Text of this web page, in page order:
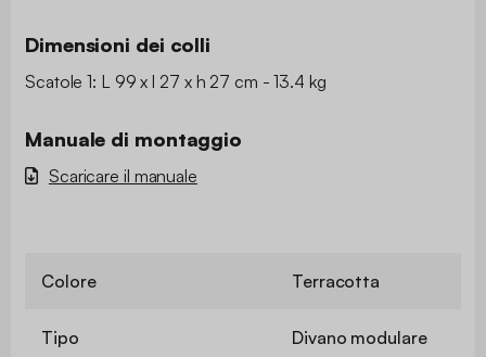
Dimensioni dei colli
Scatole 1: L 99 x l 27 x h 27 cm - 13.4 kg
Manuale di montaggio
Scaricare il manuale
Colore Terracotta
Tipo Divano modulare